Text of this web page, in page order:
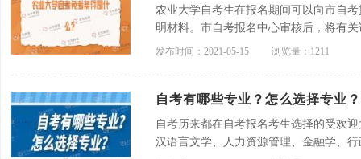
农业大学自考生在报名期间可以向市自
明材料。市自考报名中心审核后，将有
报名中心审批。
发布时间：2021-05-15 浏览量：1211
自考有哪些专业？怎么选择专业？
自考历来都在自考报名考生选择的受欢
汉语言文学、人力资源管理、金融学、